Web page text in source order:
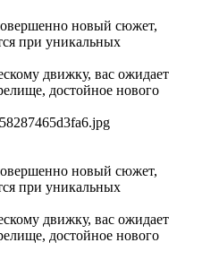
новый сюжет,
при уникальных
движку, вас ожидает
достойное нового
новый сюжет,
при уникальных
движку, вас ожидает
достойное нового